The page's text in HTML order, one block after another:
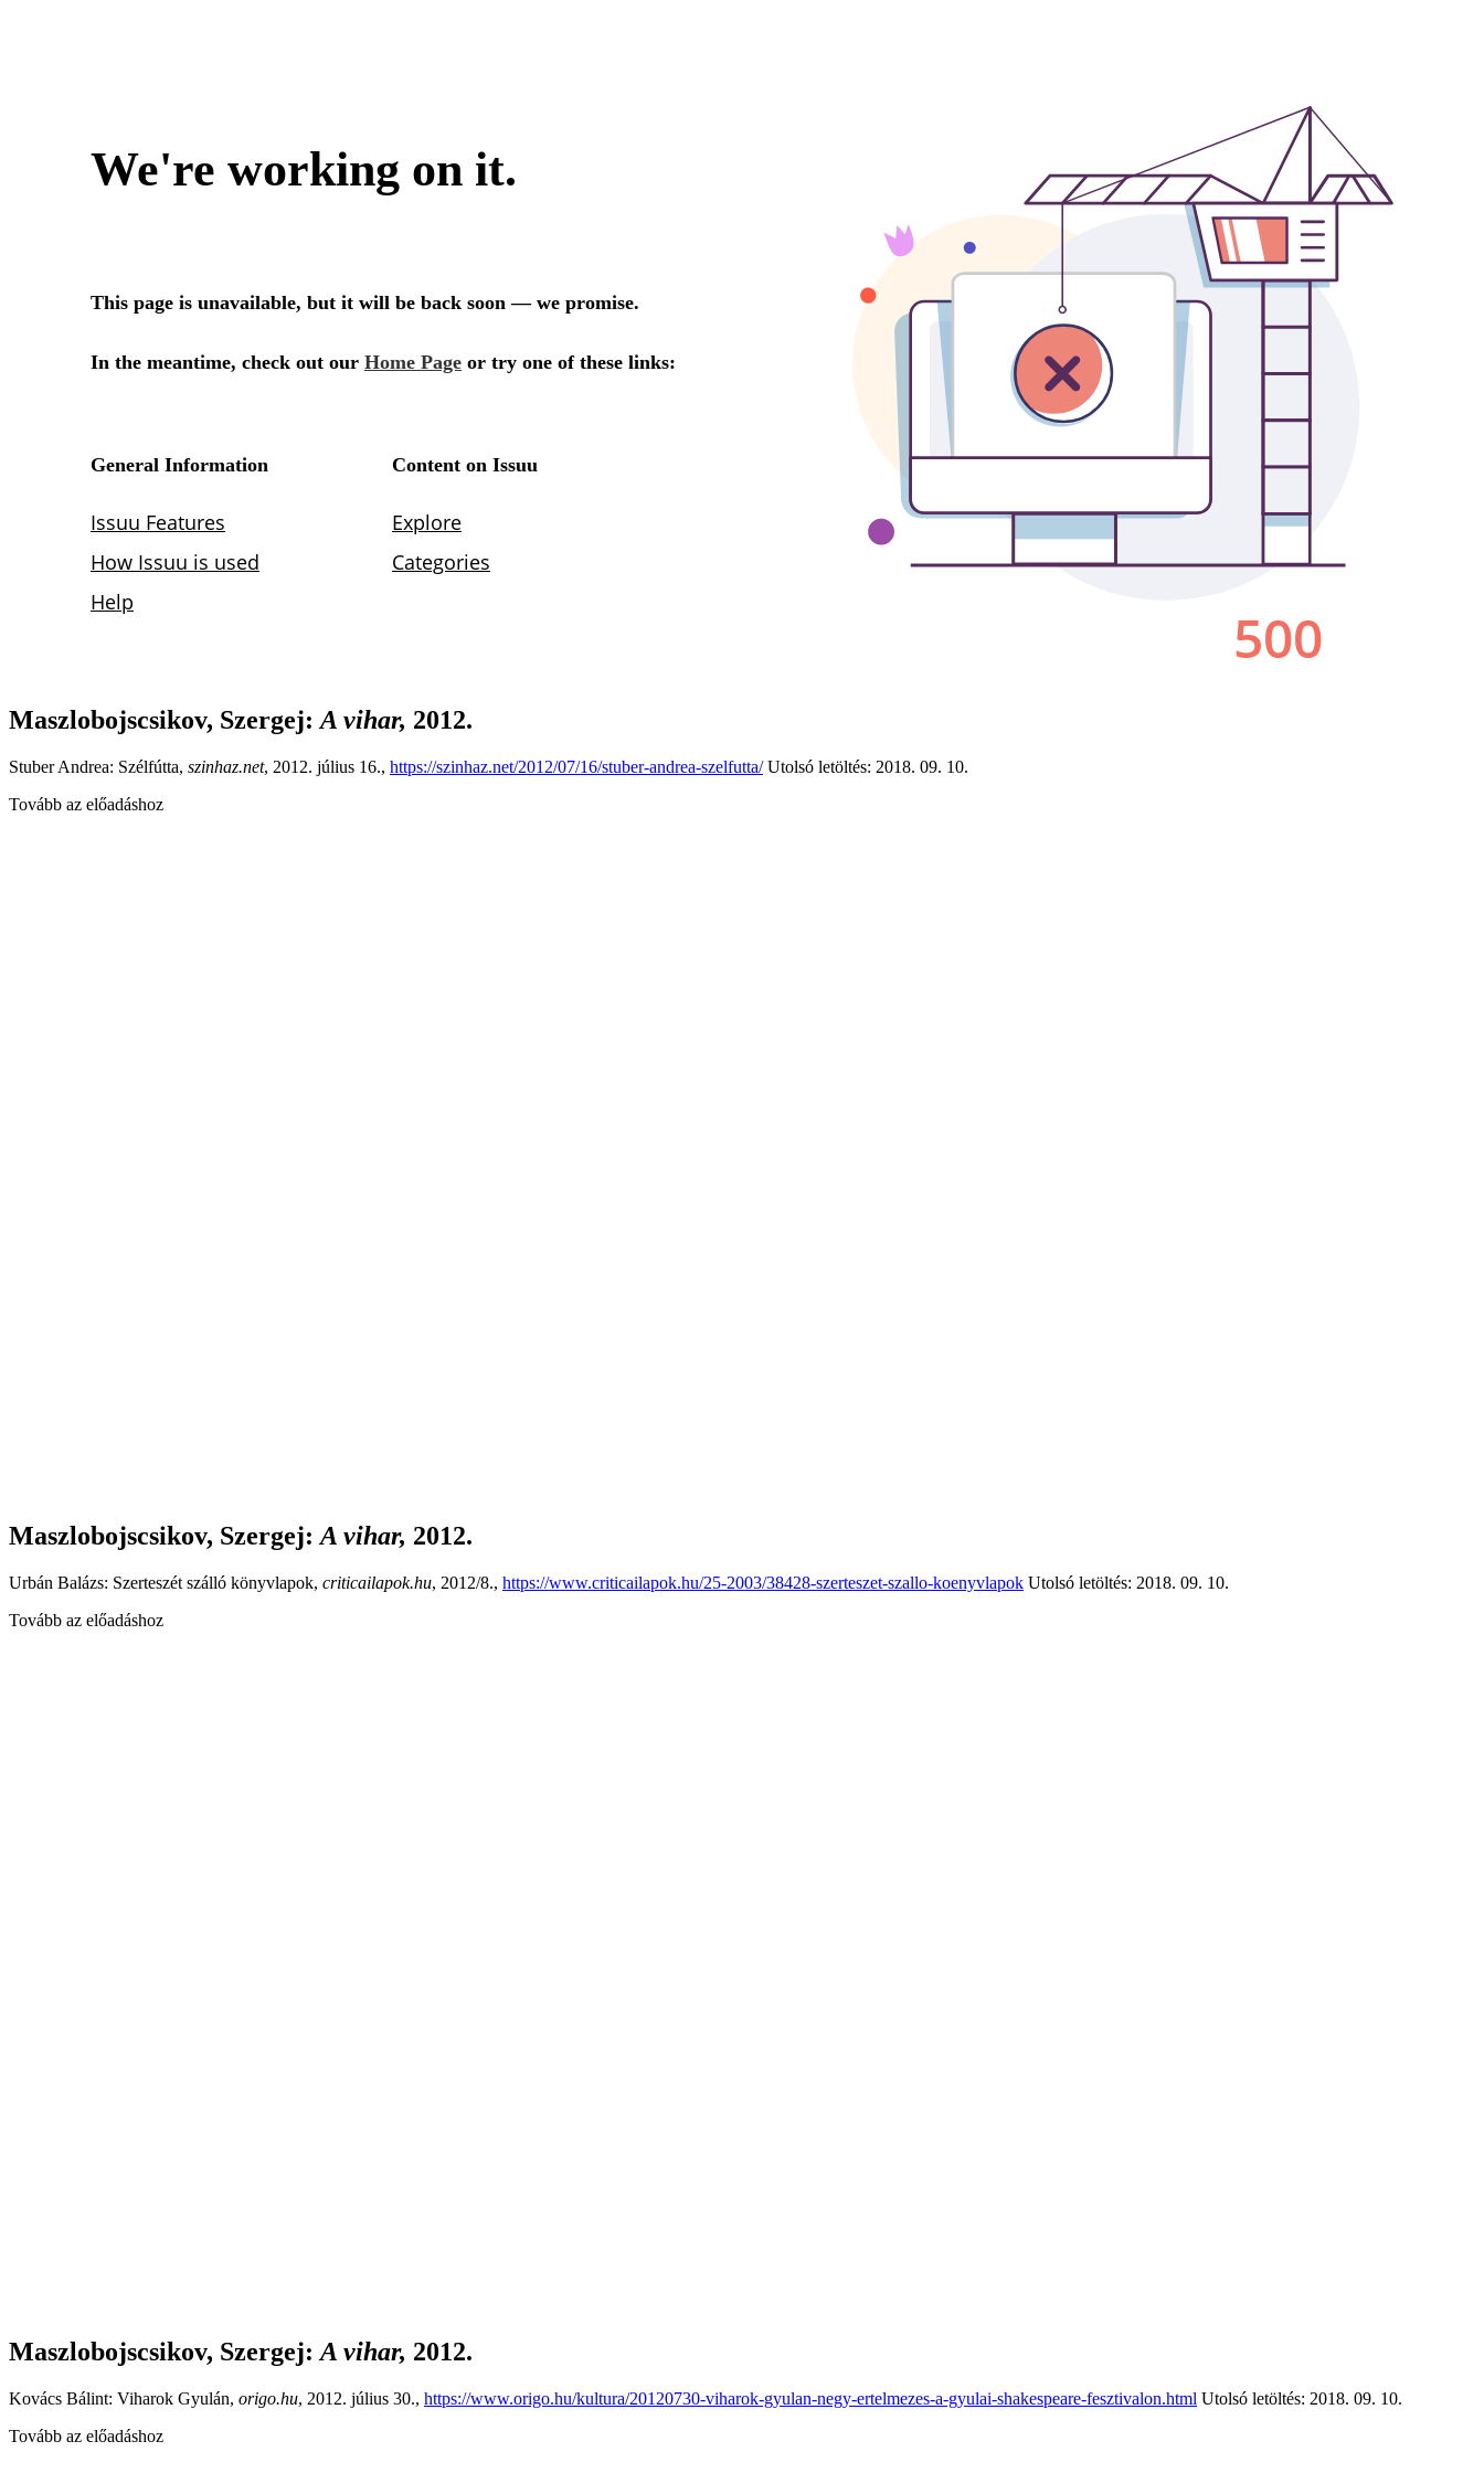
Maszlobojscsikov, Szergej:A vihar, 2012.
Stuber Andrea: Szélfútta, szinhaz.net, 2012. július 16., https://szinhaz.net/2012/07/16/stuber-andrea-szelfutta/Utolsó letöltés: 2018. 09. 10.
Tovább az előadáshoz
Maszlobojscsikov, Szergej: A vihar, 2012.
Urbán Balázs: Szerteszét szálló könyvlapok, criticailapok.hu, 2012/8., https://www.criticailapok.hu/25-2003/38428-szerteszet-szallo-koenyvlapok Utolsó letöltés: 2018. 09. 10.
Tovább az előadáshoz
Maszlobojscsikov, Szergej: A vihar, 2012.
Kovács Bálint: Viharok Gyulán, origo.hu, 2012. július 30., https://www.origo.hu/kultura/20120730-viharok-gyulan-negy-ertelmezes-a-gyulai-shakespeare-fesztivalon.html Utolsó letöltés: 2018. 09. 10.
Tovább az előadáshoz